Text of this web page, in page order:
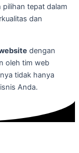
tepat dalam
dan
dengan
oleh tim web
tidak hanya
Anda.